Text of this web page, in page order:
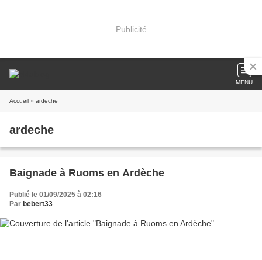
Publicité
MENU
Accueil » ardeche
ardeche
Baignade à Ruoms en Ardèche
Publié le 01/09/2025 à 02:16
Par bebert33